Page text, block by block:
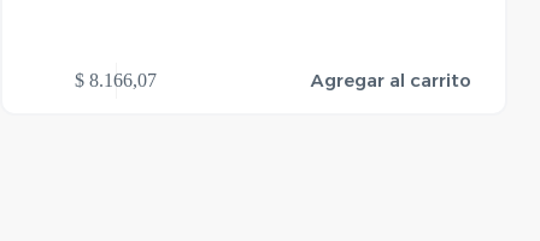
$ 8.166,07 Agregar al carrito